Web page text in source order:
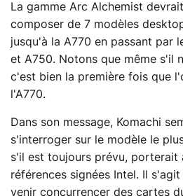
La gamme Arc Alchemist
composer de 7 modèles
jusqu'à la A770 en passant par
et A750. Notons que même s'il
c'est bien la première fois que
l'A770.
Dans son message, Komachi
s'interroger sur le modèle le
s'il est toujours prévu, porterait
références signées Intel. Il
venir concurrencer des cartes